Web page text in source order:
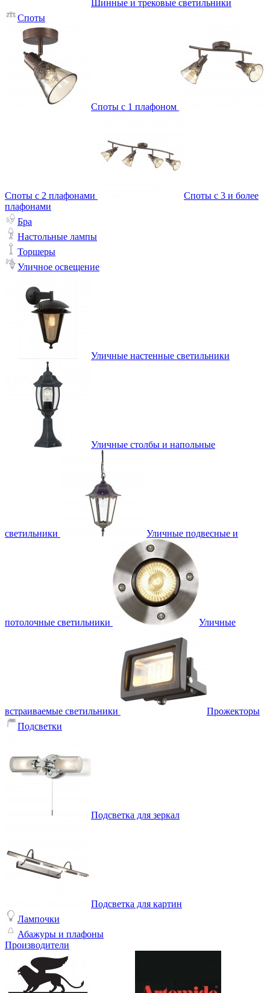
Шинные и трековые светильники
Споты
Споты с 1 плафоном
Споты с 2 плафонами
Споты с 3 и более
плафонами
Бра
Настольные лампы
Торшеры
Уличное освещение
Уличные настенные светильники
Уличные столбы и напольные
светильники Уличные подвесные и
потолочные светильники Уличные
встраиваемые светильники
Прожекторы
Подсветки
Подсветка для зеркал
Подсветка для картин
Лампочки
Абажуры и плафоны
Производители